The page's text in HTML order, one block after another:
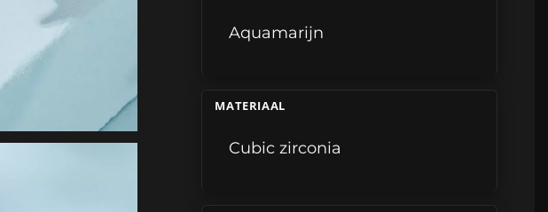
Aquamarijn
MATERIAAL
Cubic zirconia